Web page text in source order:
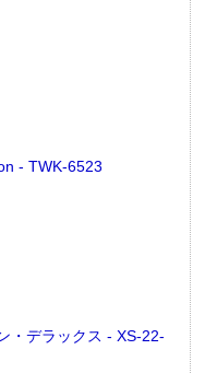
- TWK-6523
・デラックス - XS-22-